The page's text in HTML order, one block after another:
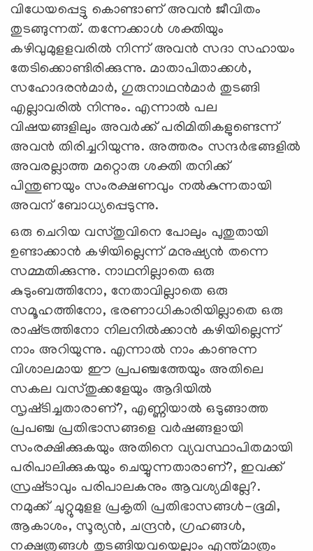
വിധേയപ്പെട്ടു കൊണ്ടാണ്‌ അവന്‍ ജീവിതം
തുടങ്ങുന്നത്‌. തന്നേക്കാള്‍ ശക്തിയും
കഴിവുമുളളവരില്‍ നിന്ന്‌ അവന്‍ സദാ സഹായം
തേടിക്കൊണ്ടിരിക്കുന്നു. മാതാപിതാക്കള്‍,
സഹോദരന്‍മാര്‍, ഗുരുനാഥന്‍മാര്‍ തുടങ്ങി
എല്ലാവരില്‍ നിന്നും. എന്നാല്‍ പല
വിഷയങ്ങളിലും അവര്‍ക്ക്‌ പരിമിതികളുണ്ടെന്ന്‌
അവന്‍ തിരിച്ചറിയുന്നു. അത്തരം സന്ദര്‍ഭങ്ങളില്‍
അവരല്ലാത്ത മറ്റൊരു ശക്തി തനിക്ക്‌
പിന്തുണയും സംരക്ഷണവും നല്‍കുന്നതായി
അവന്‌ ബോധ്യപ്പെടുന്നു.
ഒരു ചെറിയ വസ്‌തുവിനെ പോലും പുതുതായി
ഉണ്ടാക്കാന്‍ കഴിയില്ലെന്ന്‌ മനുഷ്യന്‍ തന്നെ
സമ്മതിക്കുന്നു. നാഥനില്ലാതെ ഒരു
കുടുംബത്തിനോ, നേതാവില്ലാതെ ഒരു
സമൂഹത്തിനോ, ഭരണാധികാരിയില്ലാതെ ഒരു
രാഷ്‌ട്രത്തിനോ നിലനില്‍ക്കാന്‍ കഴിയില്ലെന്ന്‌
നാം അറിയുന്നു. എന്നാല്‍ നാം കാണുന്ന
വിശാലമായ ഈ പ്രപഞ്ചത്തേയും അതിലെ
സകല വസ്‌തുക്കളേയും ആദിയില്‍
സൃഷ്‌ടിച്ചതാരാണ്‌?, എണ്ണിയാല്‍ ഒടുങ്ങാത്ത
പ്രപഞ്ച പ്രതിഭാസങ്ങളെ വര്‍ഷങ്ങളായി
സംരക്ഷിക്കുകയും അതിനെ വ്യവസ്ഥാപിതമായി
പരിപാലിക്കുകയും ചെയ്യുന്നതാരാണ്‌?, ഇവക്ക്‌
സ്രഷ്‌ടാവും പരിപാലകനും ആവശ്യമില്ലേ?.
നമുക്ക്‌ ചുറ്റുമുളള പ്രകൃതി പ്രതിഭാസങ്ങള്‍-ഭൂമി,
ആകാശം, സൂര്യന്‍, ചന്ദ്രന്‍, ഗ്രഹങ്ങള്‍,
നക്ഷത്രങ്ങള്‍ തുടങ്ങിയവയെല്ലാം എന്ത്‌മാത്രം